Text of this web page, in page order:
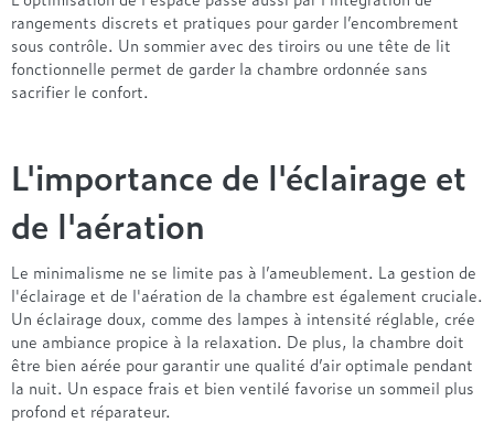
rangements discrets et pratiques pour garder l’encombrement
sous contrôle. Un sommier avec des tiroirs ou une tête de lit
fonctionnelle permet de garder la chambre ordonnée sans
sacrifier le confort.
L'importance de l'éclairage et
de l'aération
Le minimalisme ne se limite pas à l’ameublement. La gestion de
l'éclairage et de l'aération de la chambre est également cruciale.
Un éclairage doux, comme des lampes à intensité réglable, crée
une ambiance propice à la relaxation. De plus, la chambre doit
être bien aérée pour garantir une qualité d’air optimale pendant
la nuit. Un espace frais et bien ventilé favorise un sommeil plus
profond et réparateur.